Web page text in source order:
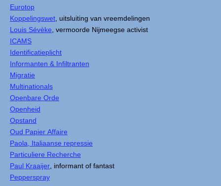
Eurotop
Koppelingswet , uitsluiting van vreemdelingen
Louis Sévèke , vermoorde Nijmeegse activist
ICAMS
Identificatieplicht
Informanten & Infiltranten
Migratie
Multinationals
Openbare Orde
Openheid
Opstand
Oud Papier Affaire
Paola, Italiaanse repressie
Particuliere Recherche
Paul Kraaijer , informant of fantast
Pepperspray